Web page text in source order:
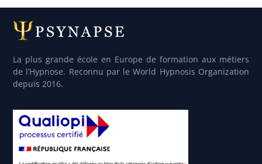
La plus grande école en Europe de formation aux métiers
de l’Hypnose. Reconnu par le World Hypnosis Organization
depuis 2016.